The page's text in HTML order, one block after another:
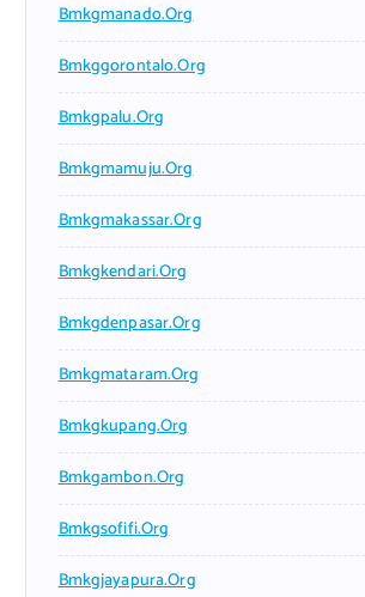
Bmkgmanado.org
Bmkggorontalo.org
Bmkgpalu.org
Bmkgmamuju.org
Bmkgmakassar.org
Bmkgkendari.org
Bmkgdenpasar.org
Bmkgmataram.org
Bmkgkupang.org
Bmkgambon.org
Bmkgsofifi.org
Bmkgjayapura.org